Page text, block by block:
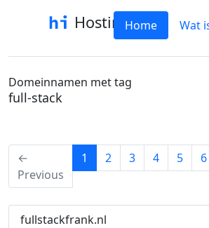
HostinfoHome Wat
Domeinnamen met tag
full-stack
←
Previous
1 (current)
2 3 4 5 6
fullstackfrank.nl